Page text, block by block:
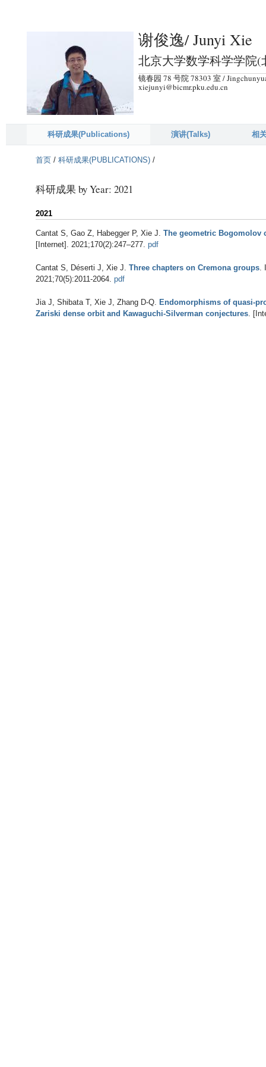
到
页
面
的
内
容
谢俊逸/ Junyi Xie
北京大学数学科学学院(
镜春园 78 号院 78303 室 /
xiejunyi@bicmr.pku.edu.cn
科研成果(Publications) 演讲(Talks) 相
首页 / 科研成果(PUBLICATIONS) /
科研成果 by Year: 2021
2021
Cantat S, Gao Z, Habegger P, Xie J. The geometric Bogomolov
[Internet]. 2021;170(2):247–277. pdf
Cantat S, Déserti J, Xie J. Three chapters on Cremona groups.
2021;70(5):2011-2064. pdf
Jia J, Shibata T, Xie J, Zhang D-Q. Endomorphisms of quasi-
Zariski dense orbit and Kawaguchi-Silverman conjectures.